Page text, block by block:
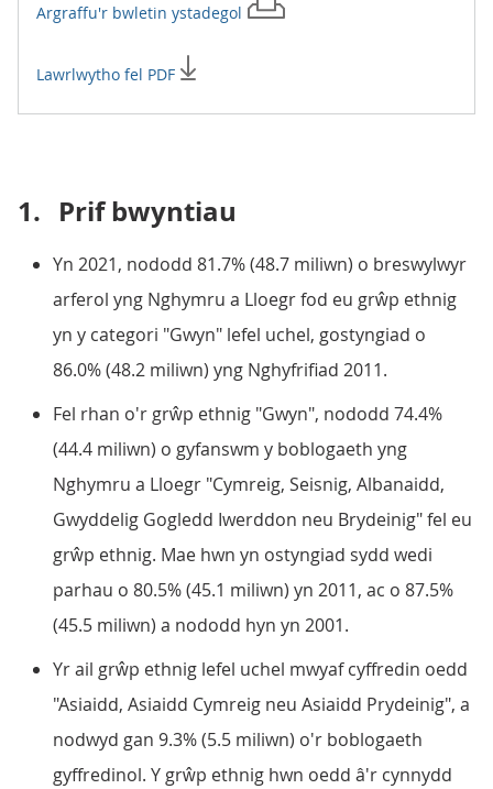
Argraffu'r bwletin ystadegol
Lawrlwytho fel PDF
1. Prif bwyntiau
Yn 2021, nododd 81.7% (48.7 miliwn) o breswylwyr
arferol yng Nghymru a Lloegr fod eu grŵp ethnig
yn y categori "Gwyn" lefel uchel, gostyngiad o
86.0% (48.2 miliwn) yng Nghyfrifiad 2011.
Fel rhan o'r grŵp ethnig "Gwyn", nododd 74.4%
(44.4 miliwn) o gyfanswm y boblogaeth yng
Nghymru a Lloegr "Cymreig, Seisnig, Albanaidd,
Gwyddelig Gogledd Iwerddon neu Brydeinig" fel eu
grŵp ethnig. Mae hwn yn ostyngiad sydd wedi
parhau o 80.5% (45.1 miliwn) yn 2011, ac o 87.5%
(45.5 miliwn) a nododd hyn yn 2001.
Yr ail grŵp ethnig lefel uchel mwyaf cyffredin oedd
"Asiaidd, Asiaidd Cymreig neu Asiaidd Prydeinig", a
nodwyd gan 9.3% (5.5 miliwn) o'r boblogaeth
gyffredinol. Y grŵp ethnig hwn oedd â'r cynnydd